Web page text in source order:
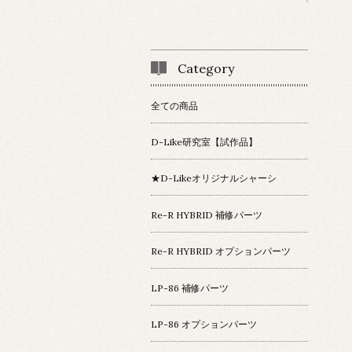
Category
全ての商品
D-Like研究室【試作品】
★D-Likeオリジナルシャーシ
Re-R HYBRID 補修パーツ
Re-R HYBRID オプションパーツ
LP-86 補修パーツ
LP-86 オプションパーツ